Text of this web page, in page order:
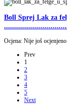
Boll Sprej Lak za
Ocjena: Nije još ocjenjeno
Prev
1
2
3
4
5
Next